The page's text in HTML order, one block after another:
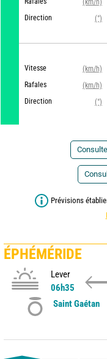
Direction
(°)
Vitesse
(km/h)
Rafales
(km/h)
Direction
(°)
Prévisions
ÉPHÉMÉRIDE
Lever
06h35
Saint Gaétan